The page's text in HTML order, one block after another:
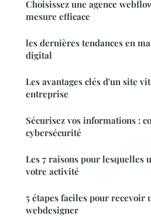
Choisissez une agence
mesure efficace
les dernières tendances en
digital
Les avantages clés d'un site
entreprise
Sécurisez vos informations :
cybersécurité
Les 7 raisons pour lesquelles
votre activité
5 étapes faciles pour recevoir
webdesigner